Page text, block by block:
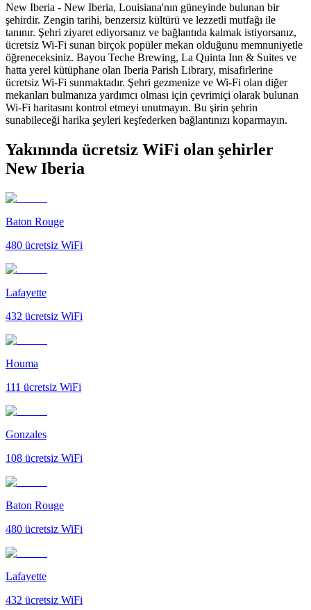
New Iberia - New Iberia, Louisiana'nın güneyinde bulunan bir
şehirdir. Zengin tarihi, benzersiz kültürü ve lezzetli mutfağı ile
tanınır. Şehri ziyaret ediyorsanız ve bağlantıda kalmak istiyorsanız,
ücretsiz Wi-Fi sunan birçok popüler mekan olduğunu memnuniyetle
öğreneceksiniz. Bayou Teche Brewing, La Quinta Inn & Suites ve
hatta yerel kütüphane olan Iberia Parish Library, misafirlerine
ücretsiz Wi-Fi sunmaktadır. Şehri gezmenize ve Wi-Fi olan diğer
mekanları bulmanıza yardımcı olması için çevrimiçi olarak bulunan
Wi-Fi haritasını kontrol etmeyi unutmayın. Bu şirin şehrin
sunabileceği harika şeyleri keşfederken bağlantınızı koparmayın.
Yakınında ücretsiz WiFi olan şehirler
New Iberia
Baton Rouge
480 ücretsiz WiFi
Lafayette
432 ücretsiz WiFi
Houma
111 ücretsiz WiFi
Gonzales
108 ücretsiz WiFi
Baton Rouge
480 ücretsiz WiFi
Lafayette
432 ücretsiz WiFi